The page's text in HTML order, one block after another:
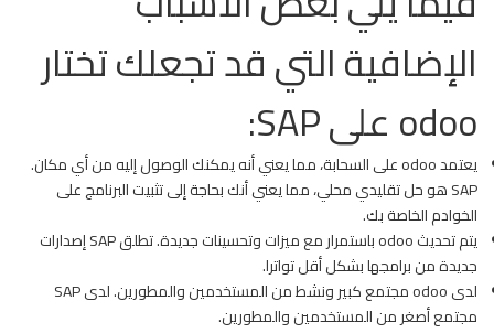
الإضافية التي قد تجعلك تختار
odoo على SAP:
يعتمد odoo على السحابة، مما يعني أنه يمكنك الوصول إليه من أي مكان.
SAP هو حل تقليدي محلي، مما يعني أنك بحاجة إلى تثبيت البرنامج على
الخوادم الخاصة بك.
يتم تحديث odoo باستمرار مع ميزات وتحسينات جديدة. تطلق SAP إصدارات
جديدة من برامجها بشكل أقل تواترا.
لدى odoo مجتمع كبير ونشط من المستخدمين والمطورين. لدى SAP
مجتمع أصغر من المستخدمين والمطورين.